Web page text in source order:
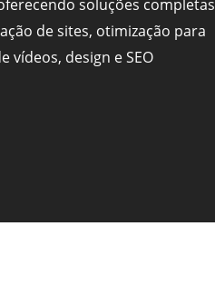
soluções completas
de sites, otimização para
vídeos, design e SEO